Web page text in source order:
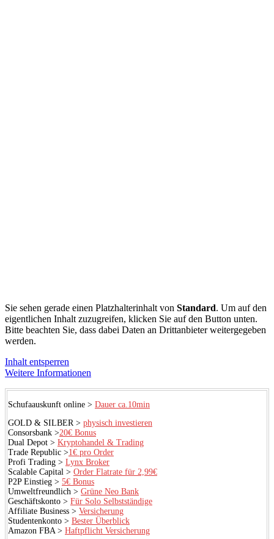
Sie sehen gerade einen Platzhalterinhalt von Standard. Um auf den
eigentlichen Inhalt zuzugreifen, klicken Sie auf den Button unten.
Bitte beachten Sie, dass dabei Daten an Drittanbieter weitergegeben
werden.
Inhalt entsperren
Weitere Informationen
Schufaauskunft online > Dauer ca.10min
GOLD & SILBER > physisch investieren
Consorsbank >20€ Bonus
Dual Depot > Kryptohandel & Trading
Trade Republic >1€ pro Order
Profi Trading > Lynx Broker
Scalable Capital > Order Flatrate für 2,99€
P2P Einstieg > 5€ Bonus
Umweltfreundlich > Grüne Neo Bank
Geschäftskonto > Für Solo Selbstständige
Affiliate Business > Versicherung
Studentenkonto > Bester Überblick
Amazon FBA > Haftpflicht Versicherung